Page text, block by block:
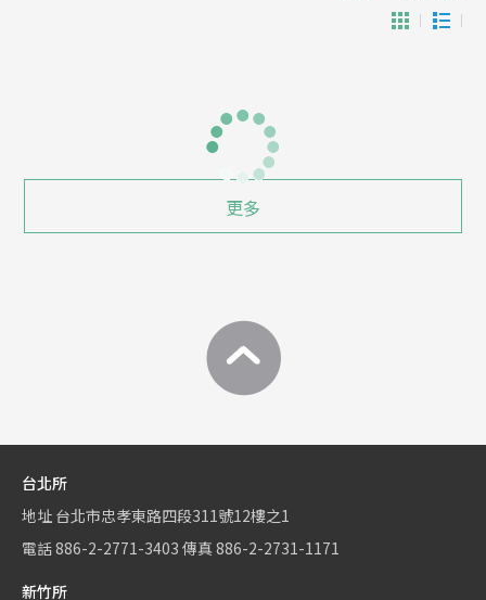
更多
台北所
地址 台北市忠孝東路四段311號12樓之1
電話886-2-2771-3403 傳真 886-2-2731-1171
新竹所